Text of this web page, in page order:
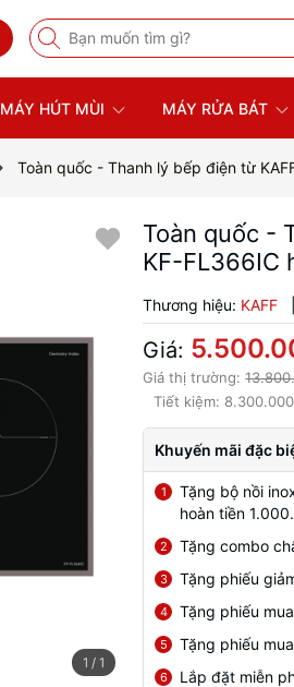
MÁY HÚT MÙI MÁY RỬA BÁT
Toàn quốc - Thanh lý bếp điện từ
1 / 1
Toàn quốc -
KF-FL366IC
Thương hiệu: KAFF
Giá:
Giá thị trường:
Tiết kiệm:
Khuyến mãi đặc
1
Tặng bộ nồi
hoàn tiền
2 Tặng combo
3 Tặng phiếu
4 Tặng phiếu
5 Tặng phiếu
6 Lắp đặt miễn